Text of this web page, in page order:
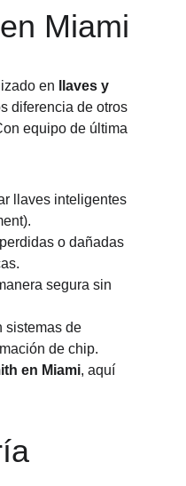
Miami
en
llaves y
diferencia de otros
equipo de última
llaves inteligentes
o dañadas
segura sin
sistemas de
de chip.
en Miami, aquí